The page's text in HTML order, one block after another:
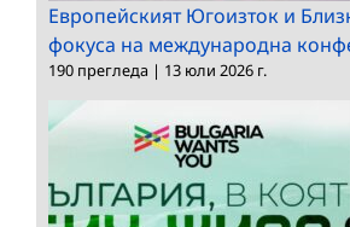
Европейският Югоизток и
фокуса на международна
190 прегледа | 13 юли 2026 г.